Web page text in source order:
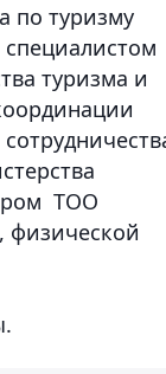
по туризму
туризма и
ТОО
физической